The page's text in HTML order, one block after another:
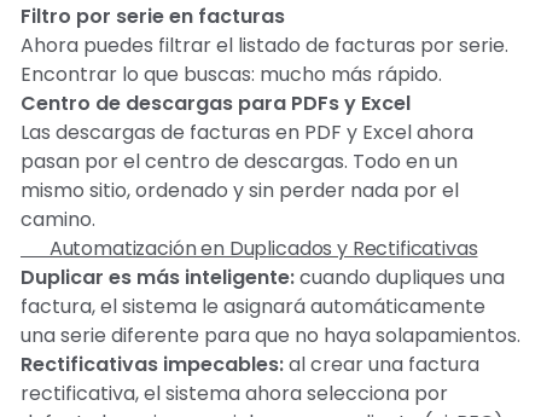
Filtro por serie en facturas
Ahora puedes filtrar el listado de facturas por serie.
Encontrar lo que buscas: mucho más rápido.
Centro de descargas para PDFs y Excel
Las descargas de facturas en PDF y Excel ahora
pasan por el centro de descargas. Todo en un
mismo sitio, ordenado y sin perder nada por el
camino.
🔄 Automatización en Duplicados y Rectificativas
Duplicar es más inteligente:cuando dupliques una
factura, el sistema le asignará automáticamente
una serie diferente para que no haya solapamientos.
Rectificativas impecables:al crear una factura
rectificativa, el sistema ahora selecciona por